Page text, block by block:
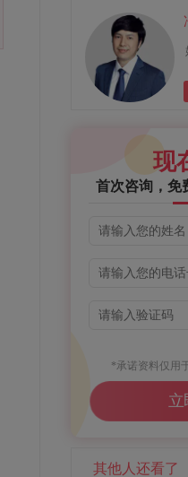
现
首次咨询，免
*承诺资料仅用
立
其他人还看了